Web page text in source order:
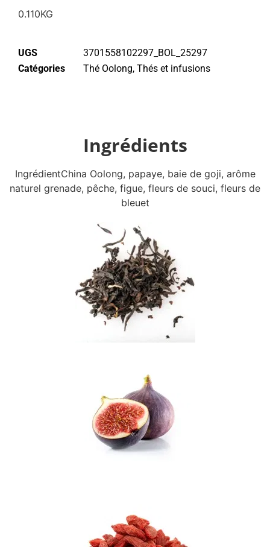
0.110KG
UGS
3701558102297_BOL_25297
Catégories
Thé Oolong, Thés et infusions
Ingrédients
IngrédientChina Oolong, papaye, baie de goji, arôme
naturel grenade, pêche, figue, fleurs de souci, fleurs de
bleuet